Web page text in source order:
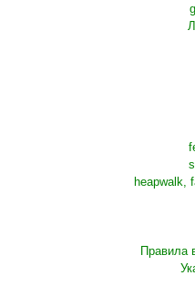
heapwalk,
Правила